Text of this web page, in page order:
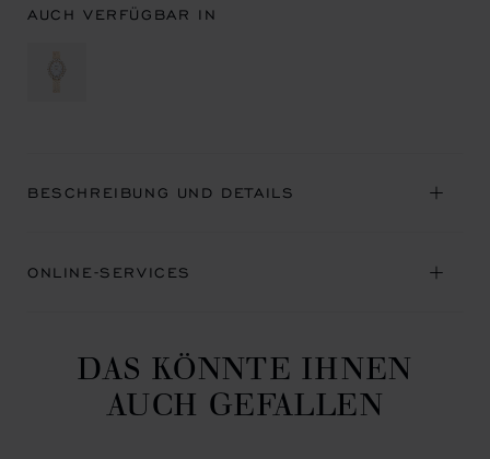
AUCH VERFÜGBAR IN
BESCHREIBUNG UND DETAILS
ONLINE-SERVICES
DAS KÖNNTE IHNEN
AUCH GEFALLEN